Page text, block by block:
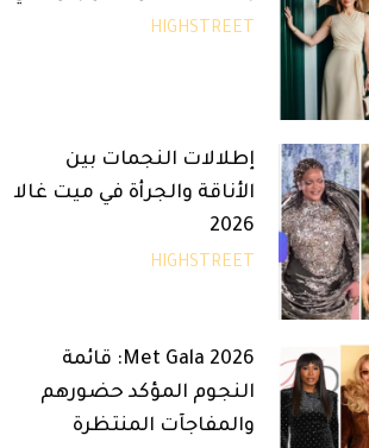
HIGHSTREET
إطلالات النجمات بين
الأناقة والجرأة في ميت غالا
2026
HIGHSTREET
Met Gala 2026: قائمة
النجوم المؤكد حضورهم
والمفاجآت المنتظرة